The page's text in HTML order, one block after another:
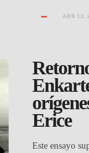
ABR 13,
Erice
Este ensayo